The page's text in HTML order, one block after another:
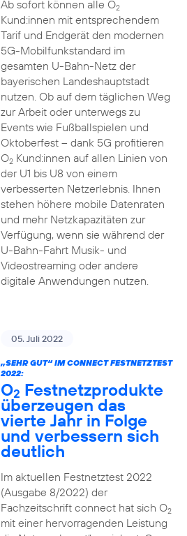
Ab sofort können alle O2
Kund:innen mit entsprechendem
Tarif und Endgerät den modernen
5G-Mobilfunkstandard im
gesamten U-Bahn-Netz der
bayerischen Landeshauptstadt
nutzen. Ob auf dem täglichen Weg
zur Arbeit oder unterwegs zu
Events wie Fußballspielen und
Oktoberfest – dank 5G profitieren
O2Kund:innen auf allen Linien von
der U1 bis U8 von einem
verbesserten Netzerlebnis. Ihnen
stehen höhere mobile Datenraten
und mehr Netzkapazitäten zur
Verfügung, wenn sie während der
U-Bahn-Fahrt Musik- und
Videostreaming oder andere
digitale Anwendungen nutzen.
05. Juli 2022
„SEHR GUT“ IM CONNECT FESTNETZTEST
2022:
O2 Festnetzprodukte
überzeugen das
vierte Jahr in Folge
und verbessern sich
deutlich
Im aktuellen Festnetztest 2022
(Ausgabe 8/2022) der
Fachzeitschrift connect hat sich O2
mit einer hervorragenden Leistung